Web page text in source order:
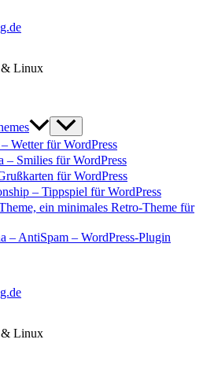
& Linux
Wetter für WordPress
– Smilies für WordPress
für WordPress
– Tippspiel für WordPress
ein minimales Retro-Theme für
– AntiSpam – WordPress-Plugin
& Linux